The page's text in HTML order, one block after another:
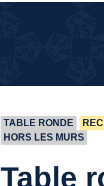
TABLE RONDE
HORS LES MURS
Table